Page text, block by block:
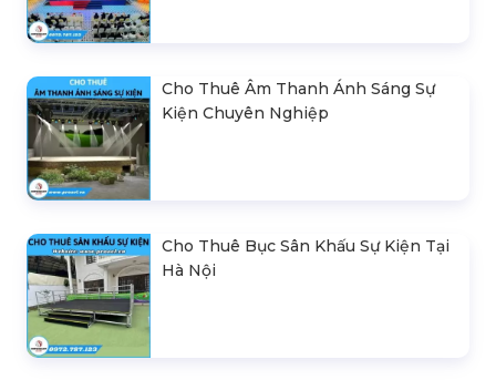
Cho Thuê Âm Thanh Ánh Sáng Sự
Kiện Chuyên Nghiệp
Cho Thuê Bục Sân Khấu Sự Kiện Tại
Hà Nội